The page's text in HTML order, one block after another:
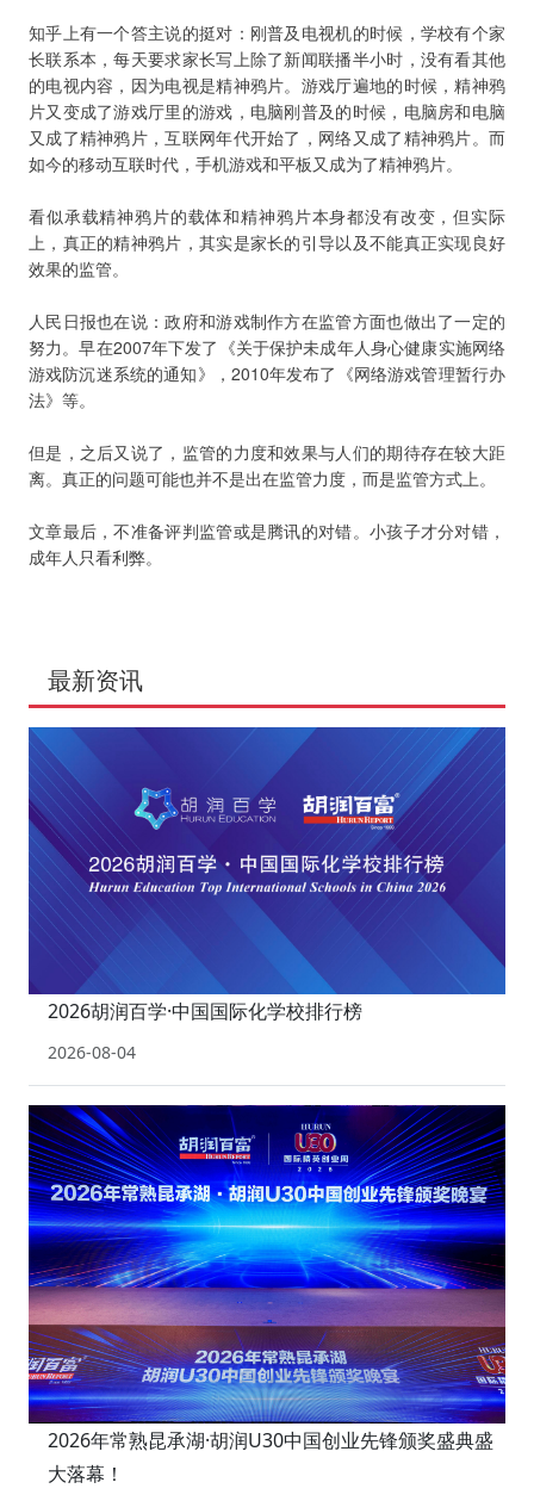
知乎上有一个答主说的挺对：刚普及电视机的时候，学校有个家
长联系本，每天要求家长写上除了新闻联播半小时，没有看其他
的电视内容，因为电视是精神鸦片。游戏厅遍地的时候，精神鸦
片又变成了游戏厅里的游戏，电脑刚普及的时候，电脑房和电脑
又成了精神鸦片，互联网年代开始了，网络又成了精神鸦片。而
如今的移动互联时代，手机游戏和平板又成为了精神鸦片。
看似承载精神鸦片的载体和精神鸦片本身都没有改变，但实际
上，真正的精神鸦片，其实是家长的引导以及不能真正实现良好
效果的监管。
人民日报也在说：政府和游戏制作方在监管方面也做出了一定的
努力。早在2007年下发了《关于保护未成年人身心健康实施网络
游戏防沉迷系统的通知》，2010年发布了《网络游戏管理暂行办
法》等。
但是，之后又说了，监管的力度和效果与人们的期待存在较大距
离。真正的问题可能也并不是出在监管力度，而是监管方式上。
文章最后，不准备评判监管或是腾讯的对错。小孩子才分对错，
成年人只看利弊。
最新资讯
2026胡润百学·中国国际化学校排行榜
2026-08-04
2026年常熟昆承湖·胡润U30中国创业先锋颁奖盛典盛
大落幕！